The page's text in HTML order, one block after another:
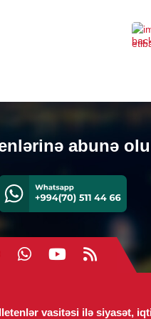
abunə
vasitəsi ilə siyasət,